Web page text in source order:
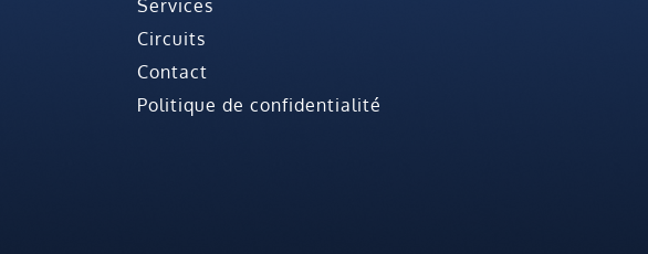
Services
Circuits
Contact
Politique de confidentialité